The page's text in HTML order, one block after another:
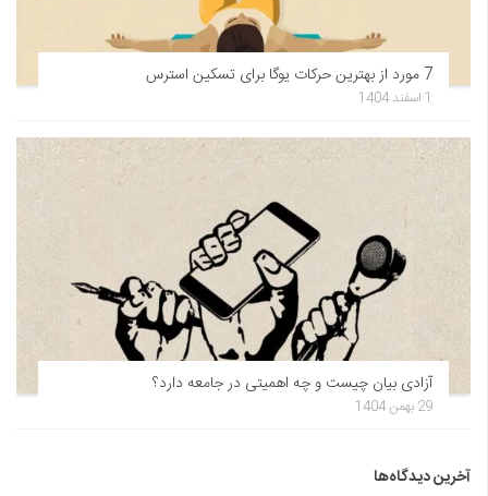
7 مورد از بهترین حرکات یوگا برای تسکین استرس
1 اسفند 1404
آزادی بیان چیست و چه اهمیتی در جامعه دارد؟
29 بهمن 1404
آخرین دیدگاه‌ها